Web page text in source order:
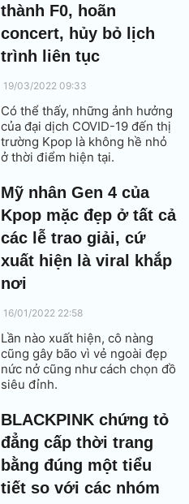
thành F0, hoãn
concert, hủy bỏ lịch
trình liên tục
19/03/2022 09:33
Có thể thấy, những ảnh hưởng
của đại dịch COVID-19 đến thị
trường Kpop là không hề nhỏ
ở thời điểm hiện tại.
Mỹ nhân Gen 4 của
Kpop mặc đẹp ở tất cả
các lễ trao giải, cứ
xuất hiện là viral khắp
nơi
16/01/2022 22:58
Lần nào xuất hiện, cô nàng
cũng gây bão vì vẻ ngoài đẹp
nức nở cũng như cách chọn đồ
siêu đỉnh.
BLACKPINK chứng tỏ
đẳng cấp thời trang
bằng đúng một tiểu
tiết so với các nhóm